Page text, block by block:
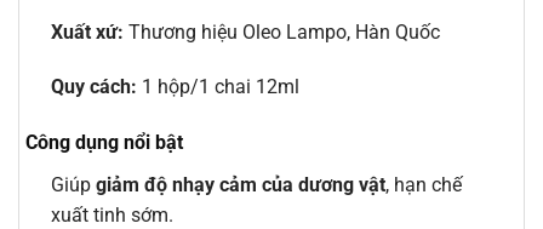
Xuất xứ: Thương hiệu Oleo Lampo, Hàn Quốc
Quy cách: 1 hộp/1 chai 12ml
Công dụng nổi bật
Giúp giảm độ nhạy cảm của dương vật, hạn chế
xuất tinh sớm.